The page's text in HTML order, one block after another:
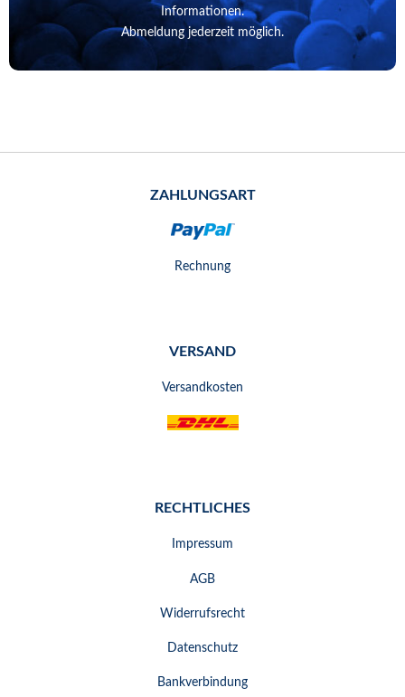
Informationen.
Abmeldung jederzeit möglich.
ZAHLUNGSART
Rechnung
VERSAND
Versandkosten
RECHTLICHES
Impressum
AGB
Widerrufsrecht
Datenschutz
Bankverbindung